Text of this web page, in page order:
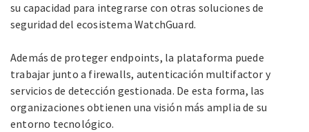
su capacidad para integrarse con otras soluciones de
seguridad del ecosistema WatchGuard.
Además de proteger endpoints, la plataforma puede
trabajar junto a firewalls, autenticación multifactor y
servicios de detección gestionada. De esta forma, las
organizaciones obtienen una visión más amplia de su
entorno tecnológico.